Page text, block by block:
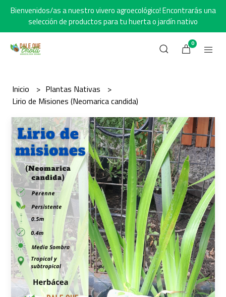
Bienvenidos/as a nuestro vivero agroecológico! Encontrarás una
selección de productos para tu huerta o jardín nativo
0
Inicio
Plantas Nativas
Lirio de Misiones (Neomarica candida)